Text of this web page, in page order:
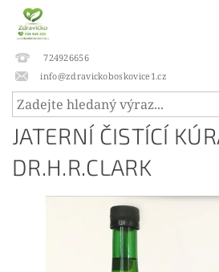
724926656
info@zdravickoboskovice1.cz
JATERNÍ ČISTÍCÍ
DR.H.R.CLARK